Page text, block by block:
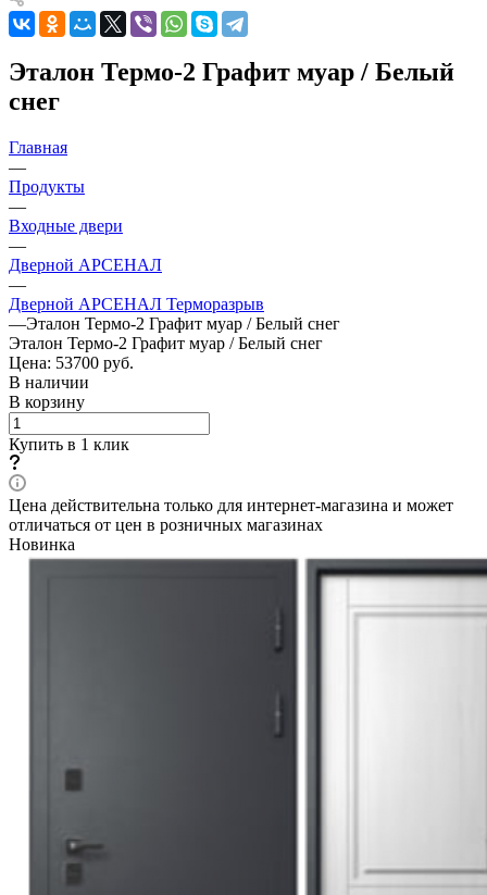
Эталон Термо-2 Графит муар / Белый
снег
Главная
—
Продукты
—
Входные двери
—
Дверной АРСЕНАЛ
—
Дверной АРСЕНАЛ Терморазрыв
—Эталон Термо-2 Графит муар / Белый снег
Эталон Термо-2 Графит муар / Белый снег
Цена: 53700 руб.
В наличии
В корзину
Купить в 1 клик
Цена действительна только для интернет-магазина и может
отличаться от цен в розничных магазинах
Новинка